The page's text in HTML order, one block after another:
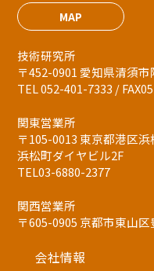
MAP
技術研究所
〒452-0901 愛知県清須
TEL 052-401-7333 /
関東営業所
〒105-0013 東京都港区
浜松町ダイヤビル2F
TEL03-6880-2377
関西営業所
〒605-0905 京都市東山
会社情報